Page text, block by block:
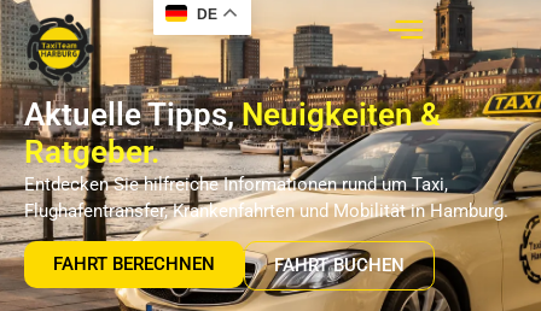
DE
Aktuelle Tipps,Neuigkeiten &
Ratgeber.
Entdecken Sie hilfreiche Informationen rund um Taxi,
Flughafentransfer, Krankenfahrten und Mobilität in Hamburg.
FAHRT BERECHNEN FAHRT BUCHEN